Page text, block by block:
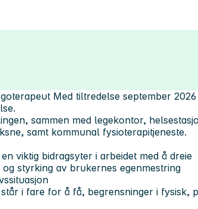
Med tiltredelse september
sammen med legekontor,
samt kommunal fysioterapitjeneste.
viktig bidragsyter i arbeidet med å dreie
styrking av brukernes egenmestring
i fare for å få, begrensninger i fysisk,